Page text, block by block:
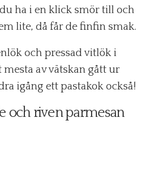
ha i en klick smör till och
lite, då får de finfin smak.
och pressad vitlök i
av vätskan gått ur
igång ett pastakok också!
och riven parmesan